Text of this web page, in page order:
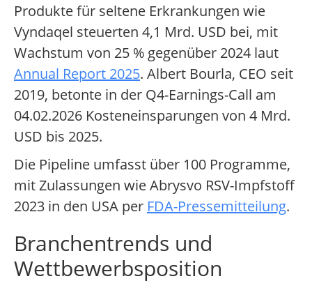
Produkte für seltene Erkrankungen wie
Vyndaqel steuerten 4,1 Mrd. USD bei, mit
Wachstum von 25 % gegenüber 2024 laut
Annual Report 2025. Albert Bourla, CEO seit
2019, betonte in der Q4-Earnings-Call am
04.02.2026 Kosteneinsparungen von 4 Mrd.
USD bis 2025.
Die Pipeline umfasst über 100 Programme,
mit Zulassungen wie Abrysvo RSV-Impfstoff
2023 in den USA per FDA-Pressemitteilung.
Branchentrends und
Wettbewerbsposition